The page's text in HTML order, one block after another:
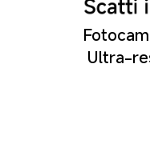
Ultra-